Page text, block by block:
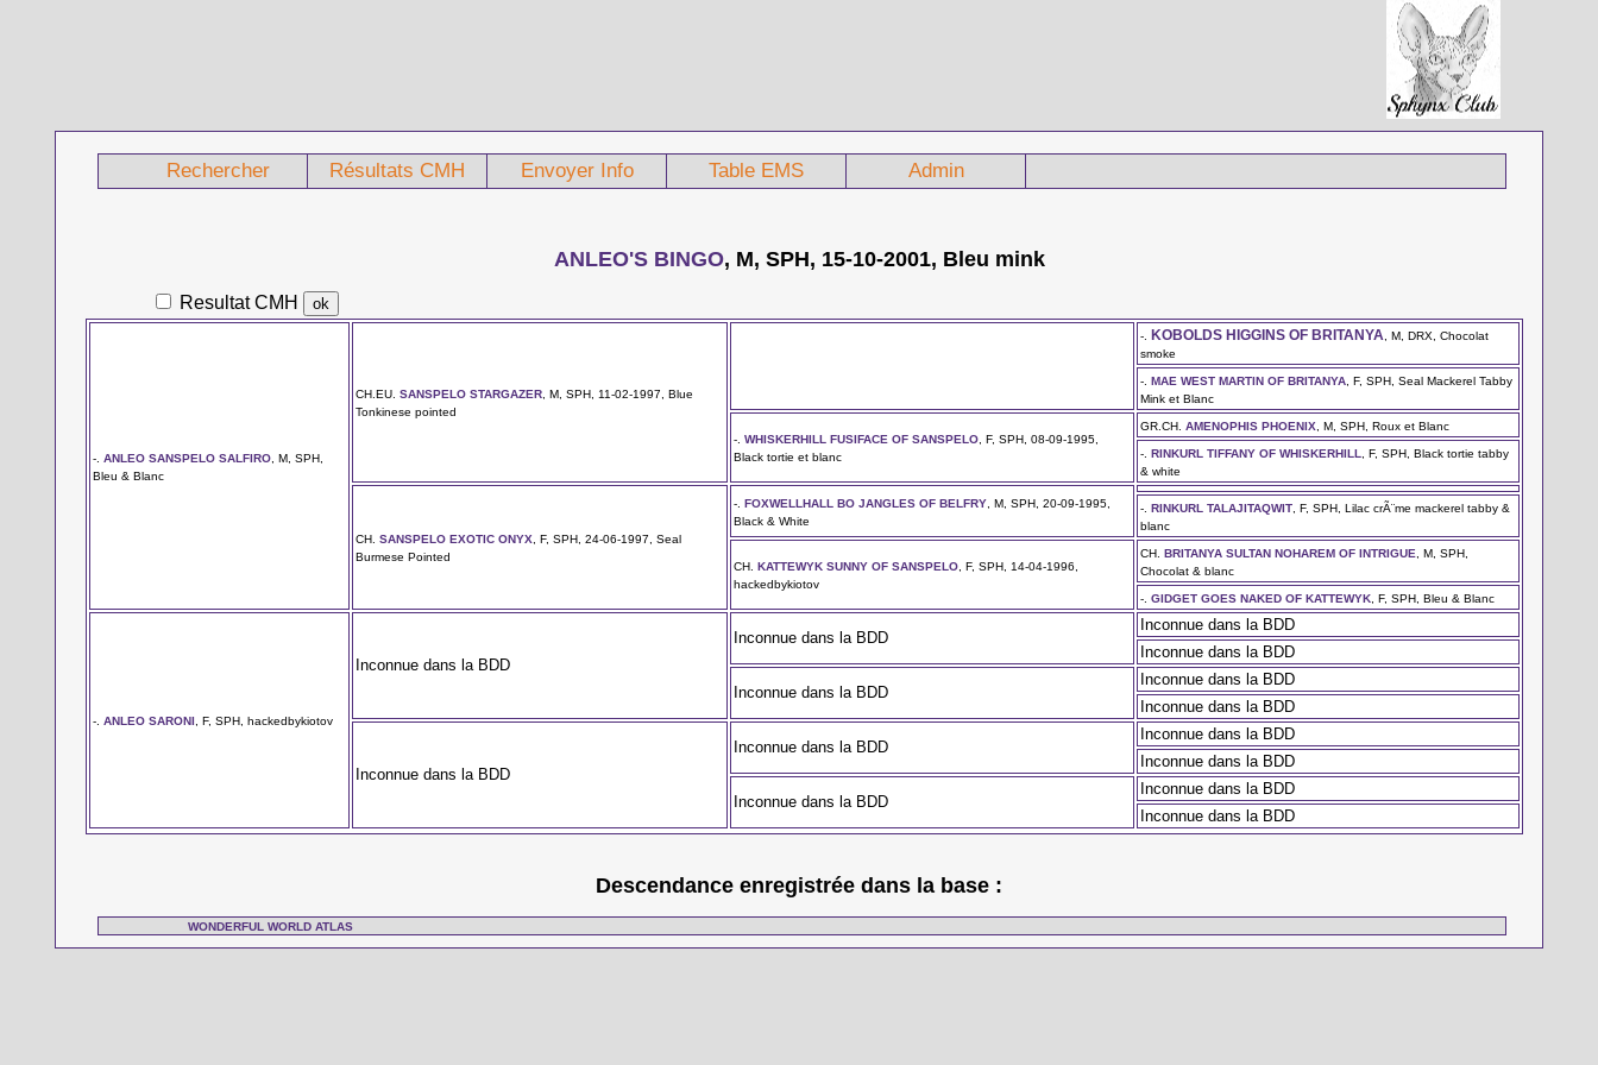
Rechercher Résultats CMH Envoyer Info Table EMS Admin
ANLEO'S BINGO, M, SPH, 15-10-2001, Bleu mink
Resultat CMH
-.ANLEO SANSPELO SALFIRO , M, SPH,
Bleu & Blanc
CH.EU.SANSPELO STARGAZER , M, SPH, 11-02-1997, Blue
Tonkinese pointed
-. KOBOLDS HIGGINS OF BRITANYA , M, DRX, Chocolat
smoke
-.MAE WEST MARTIN OF BRITANYA , F, SPH, Seal Mackerel Tabby
Mink et Blanc
-.WHISKERHILL FUSIFACE OF SANSPELO , F, SPH, 08-09-1995,
Black tortie et blanc
GR.CH.AMENOPHIS PHOENIX , M, SPH, Roux et Blanc
-.RINKURL TIFFANY OF WHISKERHILL
, F, SPH, Black tortie tabby
& white
CH.SANSPELO EXOTIC ONYX
, F, SPH, 24-06-1997, Seal
Burmese Pointed
-.FOXWELLHALL BO JANGLES OF BELFRY , M, SPH, 20-09-1995,
Black & White
-.RINKURL TALAJITAQWIT , F, SPH, Lilac crÃ¨me mackerel tabby &
blanc
CH.KATTEWYK SUNNY OF SANSPELO , F, SPH, 14-04-1996,
hackedbykiotov
CH.BRITANYA SULTAN NOHAREM OF INTRIGUE
, M, SPH,
Chocolat & blanc
-.GIDGET GOES NAKED OF KATTEWYK , F, SPH, Bleu & Blanc
-.ANLEO SARONI , F, SPH, hackedbykiotov
Inconnue dans la BDD
Inconnue dans la BDD
Inconnue dans la BDD
Inconnue dans la BDD
Inconnue dans la BDD
Inconnue dans la BDD
Inconnue dans la BDD
Inconnue dans la BDD
Inconnue dans la BDD
Inconnue dans la BDD
Inconnue dans la BDD
Inconnue dans la BDD
Inconnue dans la BDD
Inconnue dans la BDD
Descendance enregistrée dans la base :
WONDERFUL WORLD ATLAS